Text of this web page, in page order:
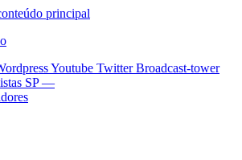
principal
Youtube Twitter Broadcast-tower